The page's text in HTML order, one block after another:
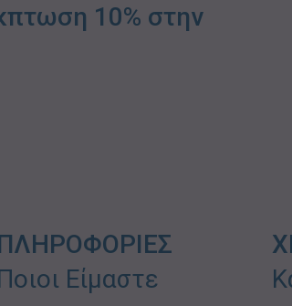
10% στην
Είμαστε